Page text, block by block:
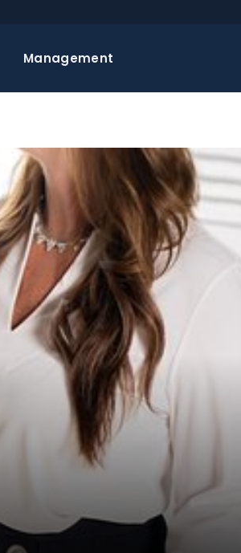
Management